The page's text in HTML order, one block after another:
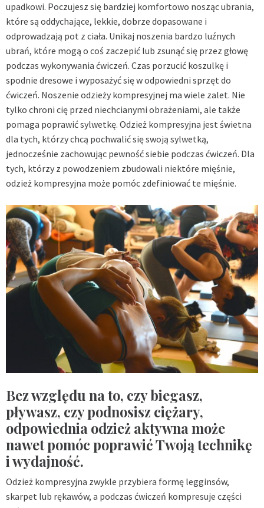
upadkowi. Poczujesz się bardziej komfortowo nosząc ubrania,
które są oddychające, lekkie, dobrze dopasowane i
odprowadzają pot z ciała. Unikaj noszenia bardzo luźnych
ubrań, które mogą o coś zaczepić lub zsunąć się przez głowę
podczas wykonywania ćwiczeń. Czas porzucić koszulkę i
spodnie dresowe i wyposażyć się w odpowiedni sprzęt do
ćwiczeń. Noszenie odzieży kompresyjnej ma wiele zalet. Nie
tylko chroni cię przed niechcianymi obrażeniami, ale także
pomaga poprawić sylwetkę. Odzież kompresyjna jest świetna
dla tych, którzy chcą pochwalić się swoją sylwetką,
jednocześnie zachowując pewność siebie podczas ćwiczeń. Dla
tych, którzy z powodzeniem zbudowali niektóre mięśnie,
odzież kompresyjna może pomóc zdefiniować te mięśnie.
Bez względu na to, czy biegasz,
pływasz, czy podnosisz ciężary,
odpowiednia odzież aktywna może
nawet pomóc poprawić Twoją technikę
i wydajność.
Odzież kompresyjna zwykle przybiera formę legginsów,
skarpet lub rękawów, a podczas ćwiczeń kompresuje części